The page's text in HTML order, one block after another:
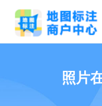
照片